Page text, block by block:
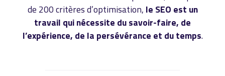
de 200 critères d’optimisation, le SEO est un
travail qui nécessite du savoir-faire, de
l’expérience, de la persévérance et du temps.